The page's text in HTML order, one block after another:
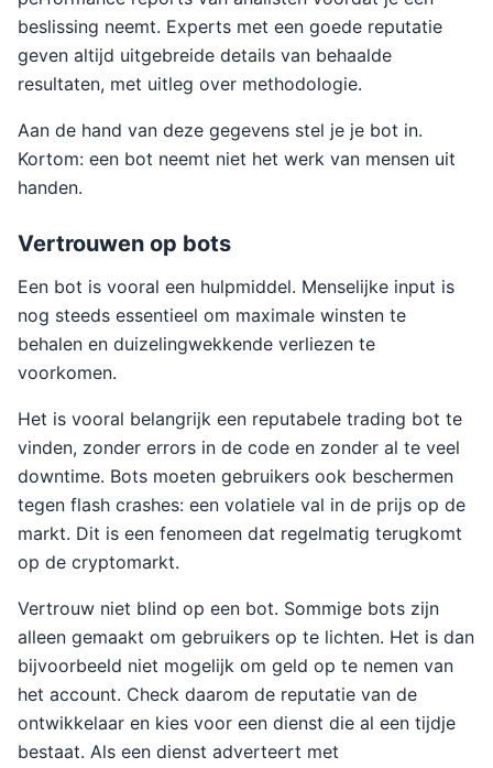
beslissing neemt. Experts met een goede reputatie
geven altijd uitgebreide details van behaalde
resultaten, met uitleg over methodologie.
Aan de hand van deze gegevens stel je je bot in.
Kortom: een bot neemt niet het werk van mensen uit
handen.
Vertrouwen op bots
Een bot is vooral een hulpmiddel. Menselijke input is
nog steeds essentieel om maximale winsten te
behalen en duizelingwekkende verliezen te
voorkomen.
Het is vooral belangrijk een reputabele trading bot te
vinden, zonder errors in de code en zonder al te veel
downtime. Bots moeten gebruikers ook beschermen
tegen flash crashes: een volatiele val in de prijs op de
markt. Dit is een fenomeen dat regelmatig terugkomt
op de cryptomarkt.
Vertrouw niet blind op een bot. Sommige bots zijn
alleen gemaakt om gebruikers op te lichten. Het is dan
bijvoorbeeld niet mogelijk om geld op te nemen van
het account. Check daarom de reputatie van de
ontwikkelaar en kies voor een dienst die al een tijdje
bestaat. Als een dienst adverteert met